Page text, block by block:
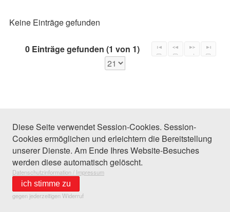
Keine Einträge gefunden
0 Einträge gefunden (1 von 1)
Diese Seite verwendet Session-Cookies. Session-
Cookies ermöglichen und erleichtern die Bereitstellung
unserer Dienste. Am Ende Ihres Website-Besuches
werden diese automatisch gelöscht.
Datenschutzinformation / Impressum
ich stimme zu
gegen jederzeitigen Widerruf